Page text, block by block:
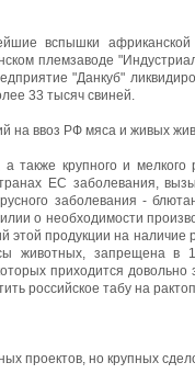
вспышки
племзаводе
"Данкуб"
33 тысяч свиней.
на ввоз РФ мяса и живых
также крупного и мелкого
ЕС заболевания,
заболевания -
о необходимости
продукции на наличие
животных, запрещена в
приходится довольно
российское табу на
проектов, но крупных